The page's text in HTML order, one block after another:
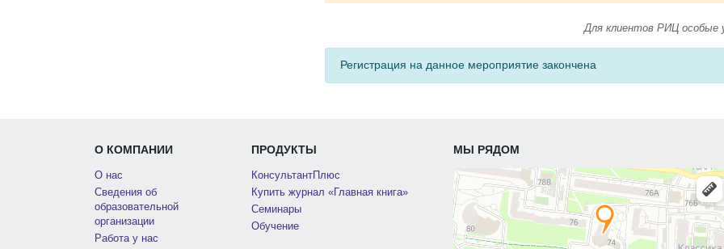
Для клиентов РИЦ особые
Регистрация на данное мероприятие закончена
О КОМПАНИИ
О нас
Сведения об
образовательной
организации
Работа у нас
ПРОДУКТЫ
КонсультантПлюс
Купить журнал «Главная книга»
Семинары
Обучение
МЫ РЯДОМ